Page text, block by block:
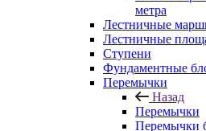
метра
Лестничные
Лестничные
Ступени
Фундаментные
Перемычки
Назад
Перемычки
Перемычки